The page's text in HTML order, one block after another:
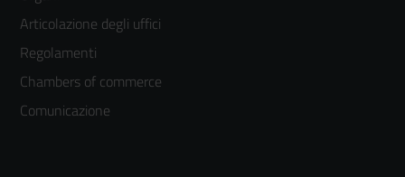
colonna
3
Articolazione degli uffici
Regolamenti
Chambers of commerce
Comunicazione